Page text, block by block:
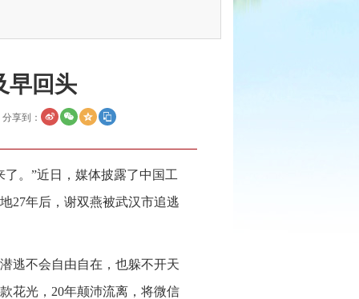
早回头
分享到：
。”近日，媒体披露了中国工
27年后，谢双燕被武汉市追逃
逃不会自由自在，也躲不开天
花光，20年颠沛流离，将微信